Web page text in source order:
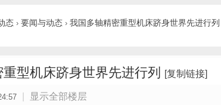
态 › 要闻与动态 › 我国多轴精密重型机床跻身世界先进行列
型机床跻身世界先进行列 [复制链接]
显示全部楼层